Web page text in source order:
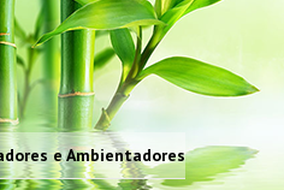
e Ambientadores